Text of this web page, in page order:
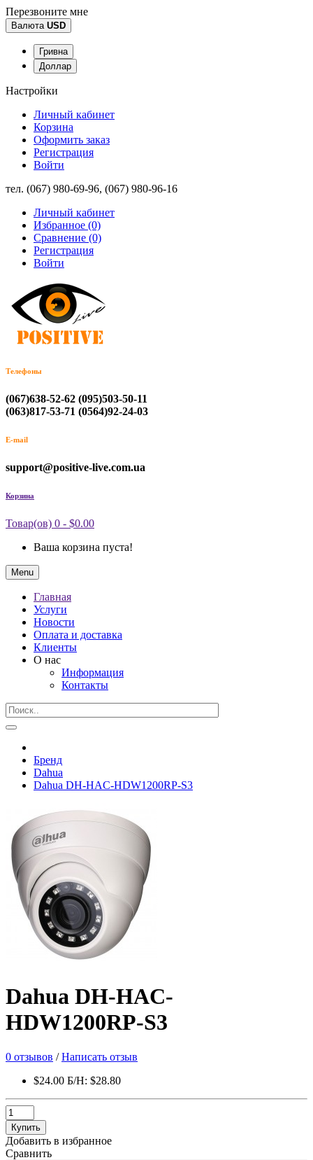
Перезвоните мне
Валюта USD
Гривна
Доллар
Настройки
Личный кабинет
Корзина
Оформить заказ
Регистрация
Войти
тел. (067) 980-69-96, (067) 980-96-16
Личный кабинет
Избранное (0)
Сравнение (0)
Регистрация
Войти
Телефоны
(067)638-52-62 (095)503-50-11
(063)817-53-71 (0564)92-24-03
E-mail
support@positive-live.com.ua
Корзина
Товар(ов) 0 - $0.00
Ваша корзина пуста!
Menu
Главная
Услуги
Новости
Оплата и доставка
Клиенты
О нас
Информация
Контакты
Бренд
Dahua
Dahua DH-HAC-HDW1200RP-S3
Dahua DH-HAC-
HDW1200RP-S3
0 отзывов /Написать отзыв
$24.00 Б/Н: $28.80
Купить
Добавить в избранное
Сравнить